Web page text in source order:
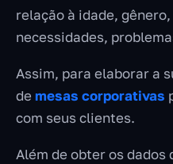
relação à idade,
necessidades,
Assim, para elaborar a
de mesas corporativas
com seus clientes.
Além de obter os dados